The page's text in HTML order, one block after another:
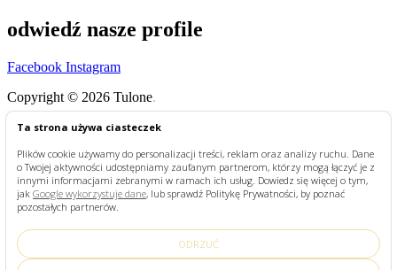
Ta strona używa ciasteczek
Plików cookie używamy do personalizacji treści, reklam oraz analizy ruchu. Dane
o Twojej aktywności udostępniamy zaufanym partnerom, którzy mogą łączyć je z
innymi informacjami zebranymi w ramach ich usług. Dowiedz się więcej o tym,
jak Google wykorzystuje dane, lub sprawdź Politykę Prywatności, by poznać
pozostałych partnerów.
ODRZUĆ
odwiedź nasze profile
Facebook Instagram
Copyright © 2026 Tulone.
Shop
Szukaj
Search for:
Szukaj
STRONA GŁÓWNA
O TULONE